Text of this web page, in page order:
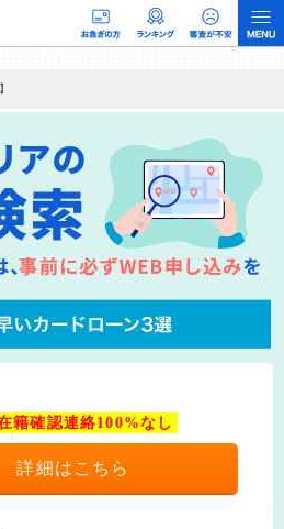
れるという収益モデルです。 ただし、特定の
当編集部の調査／ユーザーへの口コミ収集な
供を行っています。
籍確認連絡100%なし
詳細はこちら